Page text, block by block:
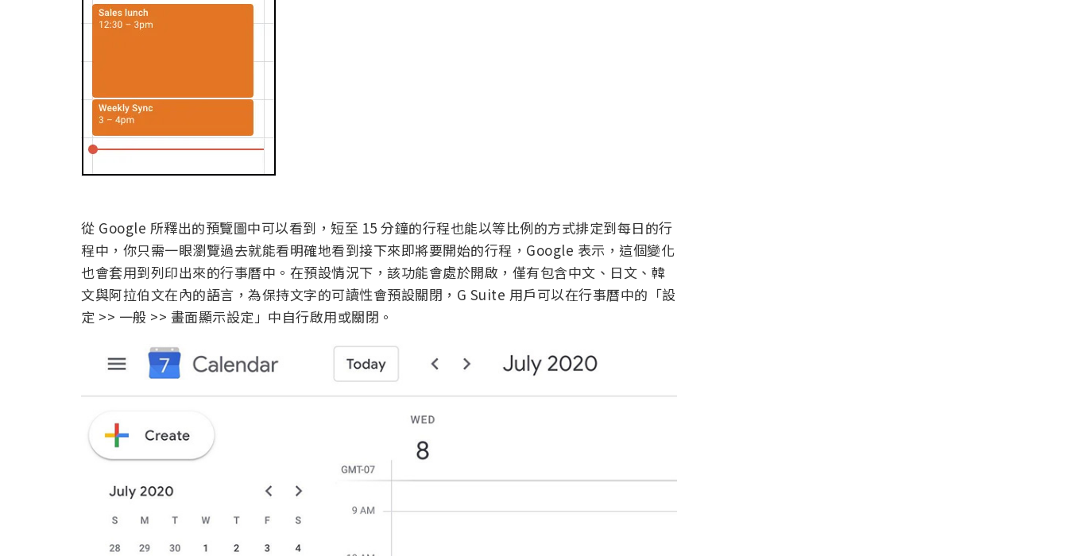
從 Google 所釋出的預覽圖中可以看到，短至 15 分鐘的行程也能以等比例的方式排定到每日的行
程中，你只需一眼瀏覽過去就能看明確地看到接下來即將要開始的行程，Google 表示，這個變化
也會套用到列印出來的行事曆中。在預設情況下，該功能會處於開啟，僅有包含中文、日文、韓
文與阿拉伯文在內的語言，為保持文字的可讀性會預設關閉，G Suite 用戶可以在行事曆中的「設
定 >> 一般 >> 畫面顯示設定」中自行啟用或關閉。